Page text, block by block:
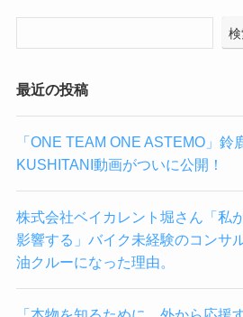
最近の投稿
「ONE TEAM ONE ASTEMO」鈴
KUSHITANI動画がついに公開！
株式会社ベイカレント堀さん「私
影響する」バイク未経験のコンサ
油クルーになった理由。